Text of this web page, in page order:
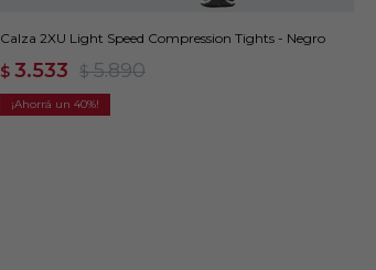
Calza 2XU Light Speed Compression Tights - Negro
$ 3.533 $ 5.890
40